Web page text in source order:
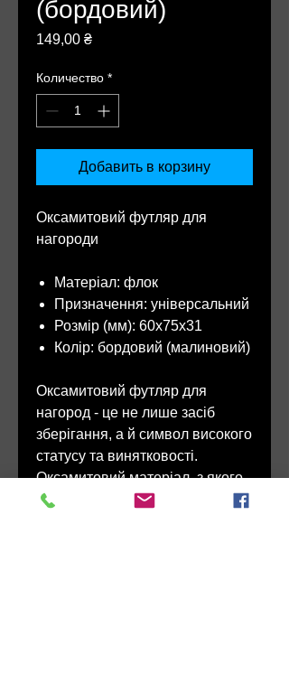
(бордовий)
149,00 ₴Цена
Количество *
Добавить в корзину
Оксамитовий футляр для
нагороди
Матеріал: флок
Призначення: універсальний
Розмір (мм): 60х75х31
Колір: бордовий (малиновий)
Оксамитовий футляр для
нагород - це не лише засіб
зберігання, а й символ високого
статусу та винятковості.
Оксамитовий матеріал, з якого
виготовлений цей футляр,